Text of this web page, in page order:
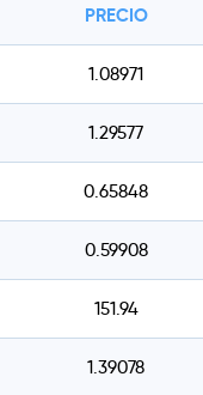
PRECIO
1.08971
1.29577
0.65848
0.59908
151.94
1.39078